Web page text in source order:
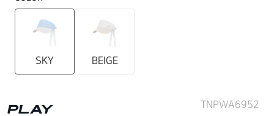
SKY BEIGE
TNPWA6952